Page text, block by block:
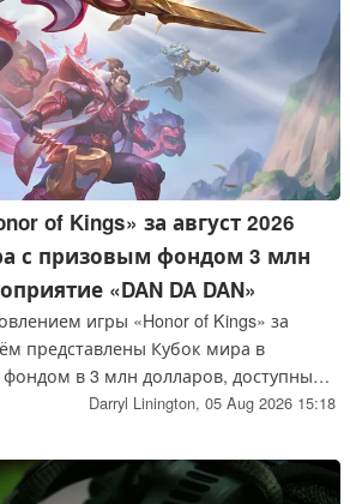
of Kings» за август 2026
с призовым фондом 3 млн
«DAN DA DAN»
игры «Honor of Kings» за
представлены Кубок мира в
в 3 млн долларов, доступные
времени скины «DAN DA DAN»
героев.
Darryl Linington, 05 Aug 2026 15:18